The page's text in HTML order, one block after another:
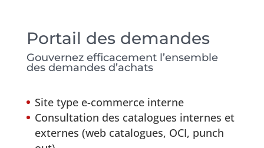
Portail des demandes
Gouvernez efficacement l’ensemble
des demandes d’achats
Site type e-commerce interne
Consultation des catalogues internes et
externes (web catalogues, OCI, punch